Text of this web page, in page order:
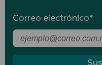
Correo electrónico*